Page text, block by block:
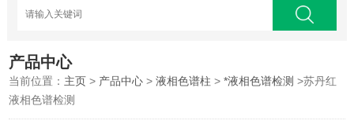
产品中心
当前位置： 主页 > 产品中心 >液相色谱柱 >*液相色谱检测 >苏丹红
液相色谱检测